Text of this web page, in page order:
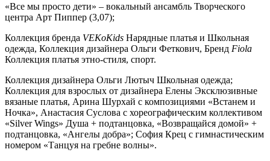
«Все мы просто дети» – вокальный ансамбль Творческого
центра Арт Пиппер (3,07);
Коллекция бренда VEKoKids Нарядные платья и Школьная
одежда, Коллекция дизайнера Ольги Феткович, Бренд Fiola
Коллекция платья этно-стиля, спорт.
Коллекция дизайнера Ольги Лютыч Школьная одежда;
Коллекция для взрослых от дизайнера Елены Эксклюзивные
вязаные платья, Арина Шурхай с композициями «Встанем и
Ночка», Анастасия Суслова с хореографическим коллективом
«Silver Wings» Душа + подтанцовка, «Возвращайся домой» +
подтанцовка, «Ангелы добра»; София Крец с гимнастическим
номером «Танцуя на гребне волны».